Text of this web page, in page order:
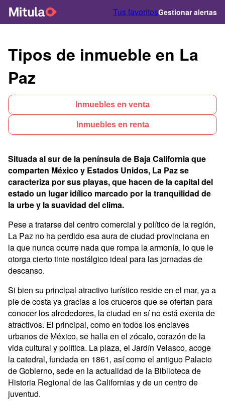
Tus favoritosGestionar alertas
Tipos de inmueble en La
Paz
Inmuebles en venta
Inmuebles en renta
Situada al sur de la península de Baja California que
comparten México y Estados Unidos, La Paz se
caracteriza por sus playas, que hacen de la capital del
estado un lugar idílico marcado por la tranquilidad de
la urbe y la suavidad del clima.
Pese a tratarse del centro comercial y político de la región,
La Paz no ha perdido esa aura de ciudad provinciana en
la que nunca ocurre nada que rompa la armonía, lo que le
otorga cierto tinte nostálgico ideal para las jornadas de
descanso.
Si bien su principal atractivo turístico reside en el mar, ya a
pie de costa ya gracias a los cruceros que se ofertan para
conocer los alrededores, la ciudad en sí no está exenta de
atractivos. El principal, como en todos los enclaves
urbanos de México, se halla en el zócalo, corazón de la
vida cultural y política. La plaza, el Jardín Velasco, acoge
la catedral, fundada en 1861, así como el antiguo Palacio
de Gobierno, sede en la actualidad de la Biblioteca de
Historia Regional de las Californias y de un centro de
juventud.